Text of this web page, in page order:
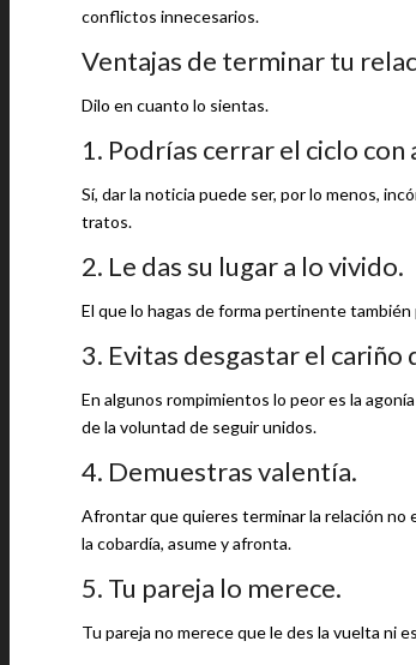
conflictos innecesarios.
Ventajas de terminar tu
Dilo en cuanto lo sientas.
1. Podrías cerrar el ciclo con
Sí, dar la noticia puede ser, por lo menos,
tratos.
2. Le das su lugar a lo vivido.
El que lo hagas de forma pertinente
3. Evitas desgastar el cariño
En algunos rompimientos lo peor es la
de la voluntad de seguir unidos.
4. Demuestras valentía.
Afrontar que quieres terminar la relación no
la cobardía, asume y afronta.
5. Tu pareja lo merece.
Tu pareja no merece que le des la vuelta ni